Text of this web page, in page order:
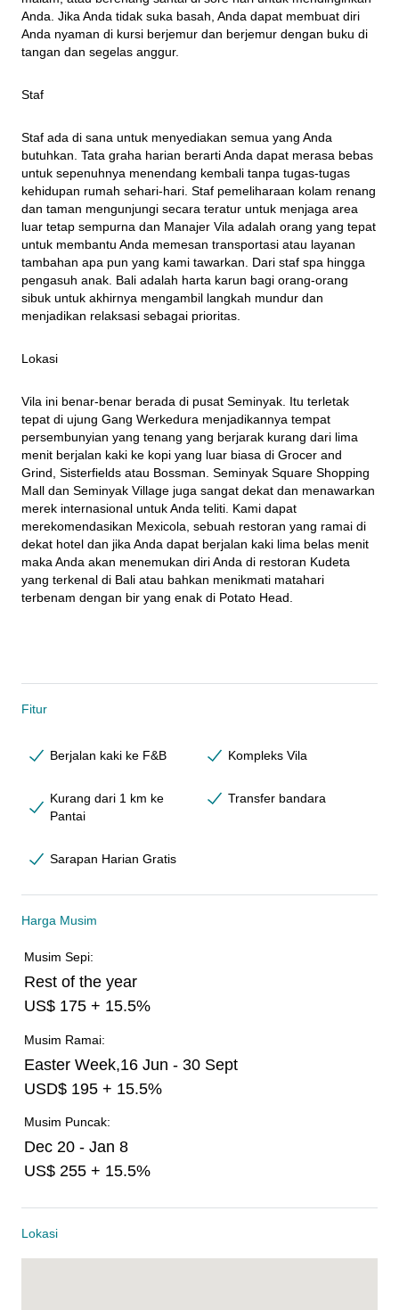
Anda. Jika Anda tidak suka basah, Anda dapat membuat diri
Anda nyaman di kursi berjemur dan berjemur dengan buku di
tangan dan segelas anggur.
Staf
Staf ada di sana untuk menyediakan semua yang Anda
butuhkan. Tata graha harian berarti Anda dapat merasa bebas
untuk sepenuhnya menendang kembali tanpa tugas-tugas
kehidupan rumah sehari-hari. Staf pemeliharaan kolam renang
dan taman mengunjungi secara teratur untuk menjaga area
luar tetap sempurna dan Manajer Vila adalah orang yang tepat
untuk membantu Anda memesan transportasi atau layanan
tambahan apa pun yang kami tawarkan. Dari staf spa hingga
pengasuh anak. Bali adalah harta karun bagi orang-orang
sibuk untuk akhirnya mengambil langkah mundur dan
menjadikan relaksasi sebagai prioritas.
Lokasi
Vila ini benar-benar berada di pusat Seminyak. Itu terletak
tepat di ujung Gang Werkedura menjadikannya tempat
persembunyian yang tenang yang berjarak kurang dari lima
menit berjalan kaki ke kopi yang luar biasa di Grocer and
Grind, Sisterfields atau Bossman. Seminyak Square Shopping
Mall dan Seminyak Village juga sangat dekat dan menawarkan
merek internasional untuk Anda teliti. Kami dapat
merekomendasikan Mexicola, sebuah restoran yang ramai di
dekat hotel dan jika Anda dapat berjalan kaki lima belas menit
maka Anda akan menemukan diri Anda di restoran Kudeta
yang terkenal di Bali atau bahkan menikmati matahari
terbenam dengan bir yang enak di Potato Head.
Fitur
Berjalan kaki ke F&B Kompleks Vila
Kurang dari 1 km ke
Pantai
Transfer bandara
Sarapan Harian Gratis
Harga Musim
Musim Sepi:
Rest of the year
US$ 175 + 15.5%
Musim Ramai:
Easter Week,16 Jun - 30 Sept
USD$ 195 + 15.5%
Musim Puncak:
Dec 20 - Jan 8
US$ 255 + 15.5%
Lokasi